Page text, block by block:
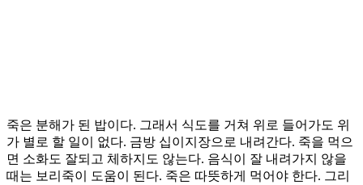
죽은 분해가 된 밥이다. 그래서 식도를 거쳐 위로 들어가도 위
가 별로 할 일이 없다. 금방 십이지장으로 내려간다. 죽을 먹으
면 소화도 잘되고 체하지도 않는다. 음식이 잘 내려가지 않을
때는 보리죽이 도움이 된다. 죽은 따뜻하게 먹어야 한다. 그리